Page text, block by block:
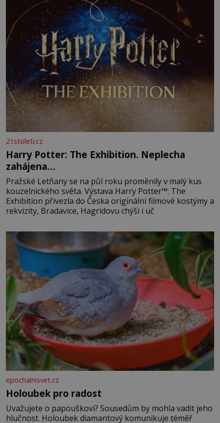
21stoleti.cz
Harry Potter: The Exhibition. Neplecha
zahájena…
Pražské Letňany se na půl roku proměnily v malý kus
kouzelnického světa. Výstava Harry Potter™: The
Exhibition přivezla do Česka originální filmové kostýmy a
rekvizity, Bradavice, Hagridovu chýši i uč
epochalnisvet.cz
Holoubek pro radost
Uvažujete o papouškovi? Sousedům by mohla vadit jeho
hlučnost. Holoubek diamantový komunikuje téměř